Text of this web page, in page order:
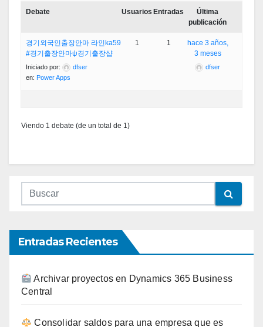
Debate Usuarios Entradas
Última
publicación
경기외국인출장안마 라인ka59
#경기출장안마ψ경기출장샵
Iniciado por:
dfser
en: Power Apps
1 1
hace 3 años,
3 meses
dfser
Viendo 1 debate (de un total de 1)
Entradas Recientes
Archivar proyectos en Dynamics 365 Business
Central
Consolidar saldos para una empresa que es